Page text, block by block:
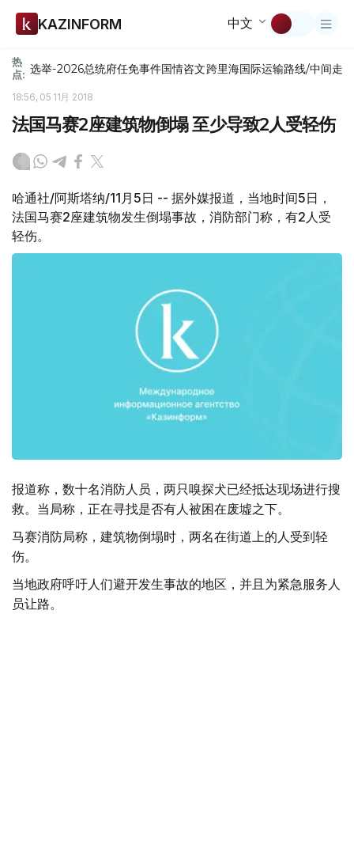
KAZINFORM 中文
热
点: 选举-2026总统府任免事件国情咨文跨里海国际运输路线/中间走廊
18:56, 05 11月 2018
法国马赛2座建筑物倒塌 至少导致2人受轻伤
哈通社/阿斯塔纳/11月5日 -- 据外媒报道，当地时间5日，
法国马赛2座建筑物发生倒塌事故，消防部门称，有2人受
轻伤。
报道称，数十名消防人员，两只嗅探犬已经抵达现场进行搜
救。当局称，正在寻找是否有人被困在废墟之下。
马赛消防局称，建筑物倒塌时，两名在街道上的人受到轻
伤。
当地政府呼吁人们避开发生事故的地区，并且为紧急服务人
员让路。